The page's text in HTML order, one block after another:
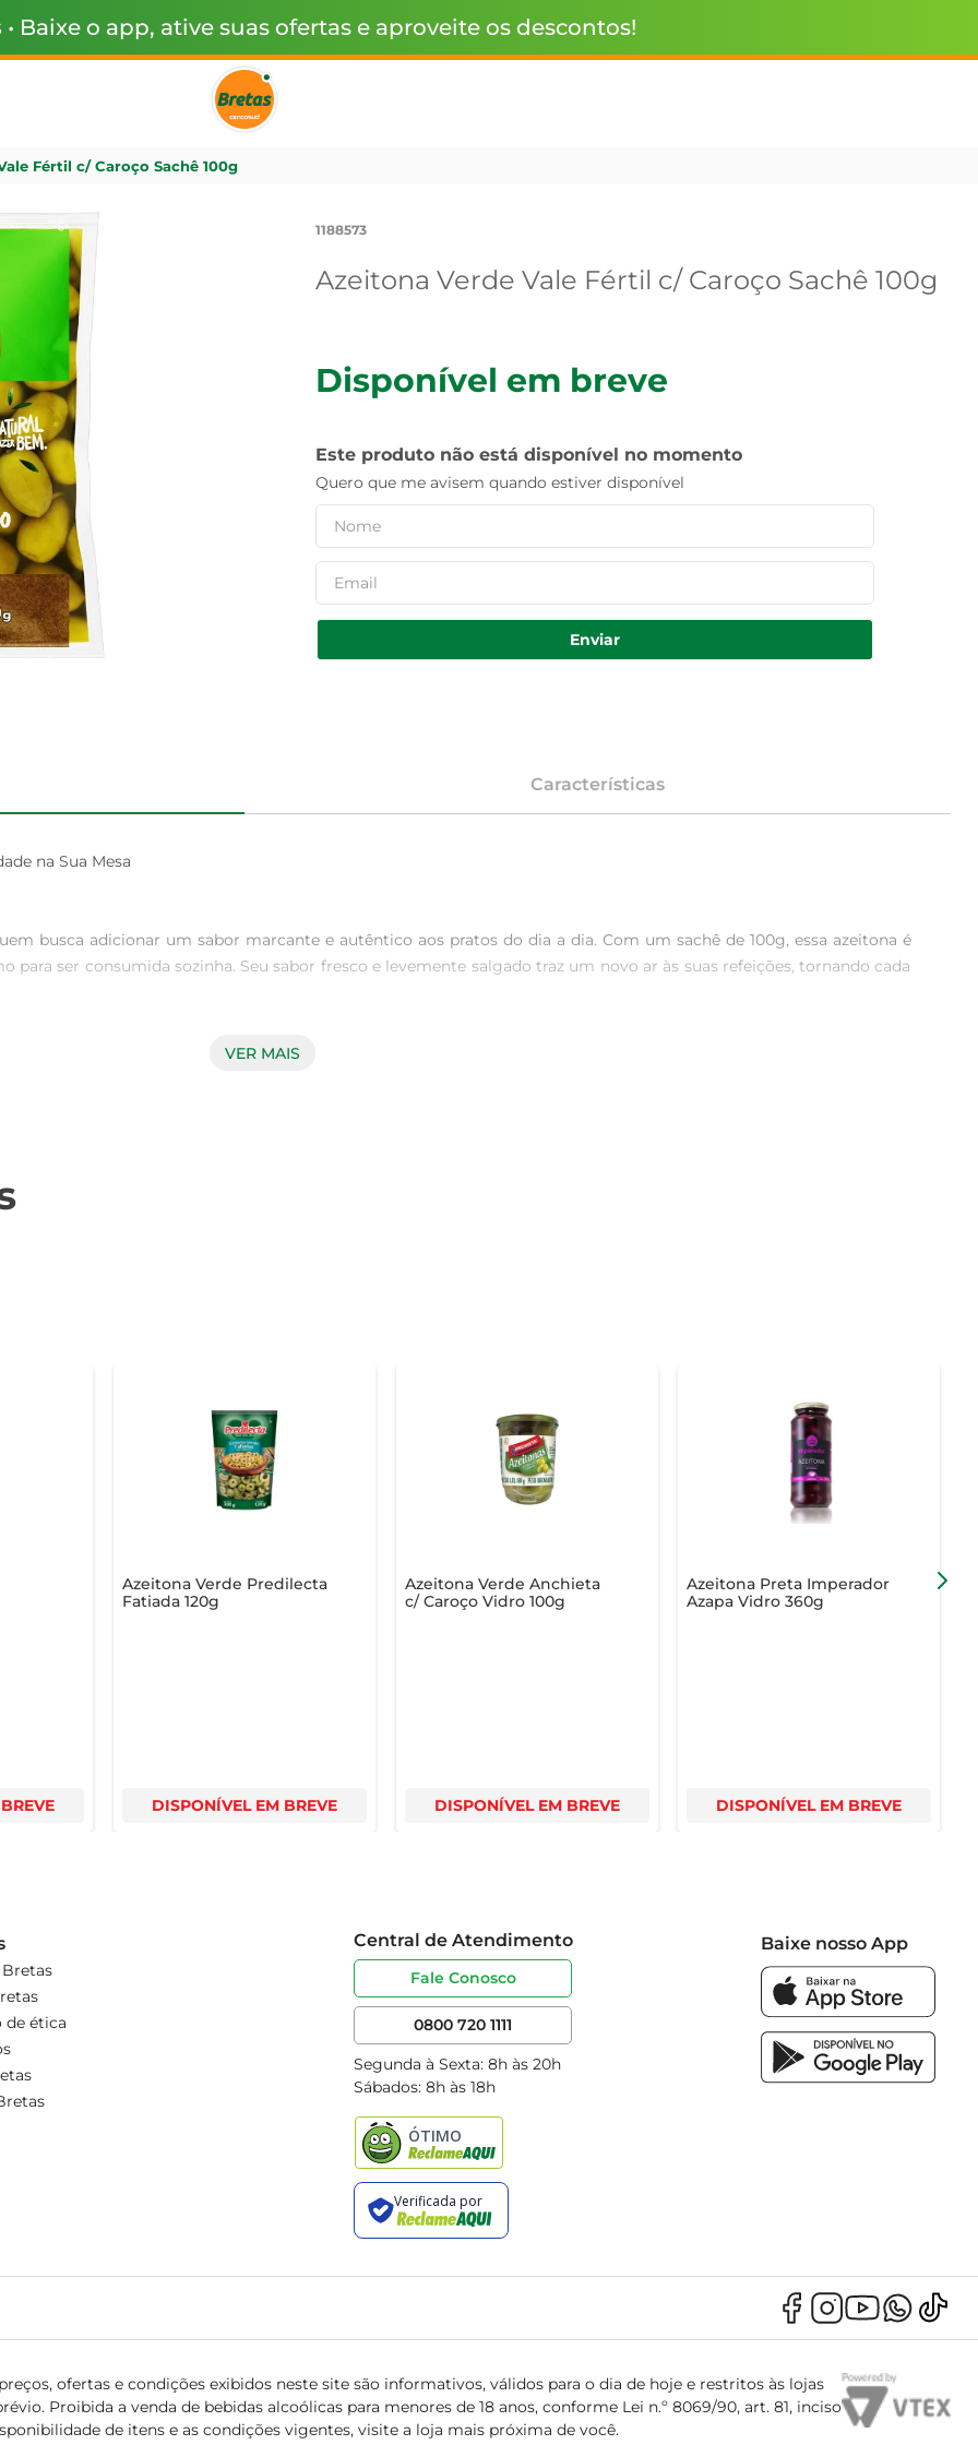
• Baixe o app, ative suas ofertas e aproveite os descontos!
Fértil c/ Caroço Sachê 100g
1188573
Azeitona Verde Vale Fértil c/ Caroço Sachê 100g
Disponível em breve
Este produto não está disponível no momento
Quero que me avisem quando estiver disponível
Enviar
Características
na Sua Mesa
busca adicionar um sabor marcante e autêntico aos pratos do dia a dia. Com um sachê de 100g, essa azeitona é
para ser consumida sozinha. Seu sabor fresco e levemente salgado traz um novo ar às suas refeições, tornando cada
em diversas preparações. Seja em uma salada mediterrânea, como acompanhamento de um prato principal ou em
consuma em até 3 dias para melhor sabor.
para a sua mesa, tornando cada refeição uma experiência única e deliciosa.
VER MAIS
Azeitona Verde Predilecta
Fatiada 120g
DISPONÍVEL EM BREVE
Azeitona Verde Anchieta
c/ Caroço Vidro 100g
DISPONÍVEL EM BREVE
Azeitona Preta Imperador
Azapa Vidro 360g
DISPONÍVEL EM BREVE
de ética
Central de Atendimento
Fale Conosco
0800 720 1111
Segunda à Sexta: 8h às 20h
Sábados: 8h às 18h
Baixe nosso App
ofertas e condições exibidos neste site são informativos, válidos para o dia de hoje e restritos às lojas
Proibida a venda de bebidas alcoólicas para menores de 18 anos, conforme Lei n.º 8069/90, art. 81, inciso
de itens e as condições vigentes, visite a loja mais próxima de você.